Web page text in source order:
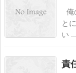
俺
と
い ...
責